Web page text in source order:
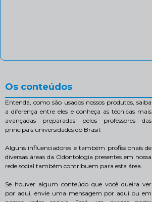
Os conteúdos
Entenda, como são usados nossos produtos, saiba
a diferença entre eles e conheça as técnicas mais
avançadas preparadas pelos professores das
principais universidades do Brasil.
Alguns influenciadores e também profissionais de
diversas áreas da Odontologia presentes em nossa
rede social também contribuem para esta área.
Se houver algum conteúdo que você queira ver
por aqui, envie uma mensagem por aqui ou em